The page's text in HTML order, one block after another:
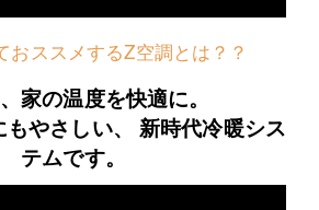
おススメするZ空調とは？？
家の温度を快適に。
やさしい、 新時代冷暖シス
テムです。